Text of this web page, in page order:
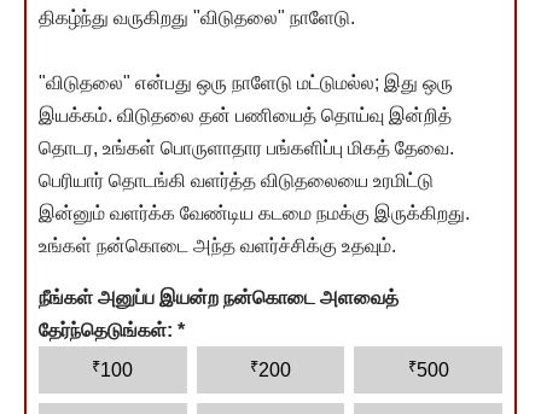
திகழ்ந்து வருகிறது "விடுதலை" நாளேடு.
"விடுதலை" என்பது ஒரு நாளேடு மட்டுமல்ல; இது ஒரு
இயக்கம். விடுதலை தன் பணியைத் தொய்வு இன்றித்
தொடர, உங்கள் பொருளாதார பங்களிப்பு மிகத் தேவை.
பெரியார் தொடங்கி வளர்த்த விடுதலையை உரமிட்டு
இன்னும் வளர்க்க வேண்டிய கடமை நமக்கு இருக்கிறது.
உங்கள் நன்கொடை அந்த வளர்ச்சிக்கு உதவும்.
நீங்கள் அனுப்ப இயன்ற நன்கொடை அளவைத்
தேர்ந்தெடுங்கள்: *
₹100 ₹200 ₹500